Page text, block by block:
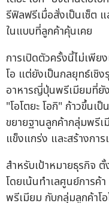
รีฟิลฟรีเมื่อสั่งเป็นเซ็ต
ในแบบที่ลูกค้าคุ้นเคย
การเปิดตัวครั้งนี้ไม่เพีย
โอ แต่ยังเป็นกลยุทธ์เชิง
อาหารญี่ปุ่นพรีเมียมที่ยั
"โอโตยะ โอกิ" ก้าวขึ้น
ขยายฐานลูกค้ากลุ่มพรีเ
แข็งแกร่ง และสร้างการ
สำหรับเป้าหมายธุรกิจ
โดยเน้นทำเลศูนย์การค้
พรีเมียม กับกลุ่มลูกค้าโ